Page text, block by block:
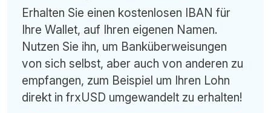
Erhalten Sie einen kostenlosen IBAN für
Ihre Wallet, auf Ihren eigenen Namen.
Nutzen Sie ihn, um Banküberweisungen
von sich selbst, aber auch von anderen zu
empfangen, zum Beispiel um Ihren Lohn
direkt in frxUSD umgewandelt zu erhalten!